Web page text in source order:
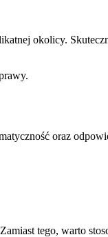
okolicy.
oraz
tego, warto